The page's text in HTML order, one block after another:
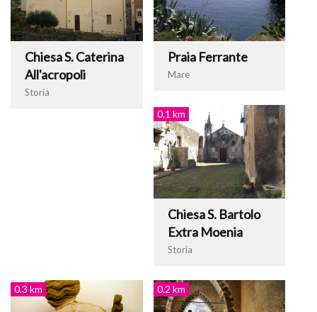
Chiesa S. Caterina
All'acropoli
Storia
Praia Ferrante
Mare
0.1 km
Chiesa S. Bartolo
Extra Moenia
Storia
0.3 km 0.2 km